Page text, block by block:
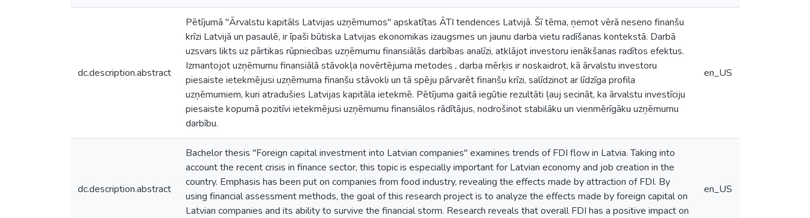
dc.description.abstract
Pētījumā ''Ārvalstu kapitāls Latvijas uzņēmumos'' apskatītas ĀTI tendences Latvijā. Šī tēma, ņemot vērā neseno finanšu
krīzi Latvijā un pasaulē, ir īpaši būtiska Latvijas ekonomikas izaugsmes un jaunu darba vietu radīšanas kontekstā. Darbā
uzsvars likts uz pārtikas rūpniecības uzņēmumu finansiālās darbības analīzi, atklājot investoru ienākšanas radītos efektus.
Izmantojot uzņēmumu finansiālā stāvokļa novērtējuma metodes , darba mērķis ir noskaidrot, kā ārvalstu investoru
piesaiste ietekmējusi uzņēmuma finanšu stāvokli un tā spēju pārvarēt finanšu krīzi, salīdzinot ar līdzīga profila
uzņēmumiem, kuri atradušies Latvijas kapitāla ietekmē. Pētījuma gaitā iegūtie rezultāti ļauj secināt, ka ārvalstu investīciju
piesaiste kopumā pozitīvi ietekmējusi uzņēmumu finansiālos rādītājus, nodrošinot stabilāku un vienmērīgāku uzņēmumu
darbību.
en_US
dc.description.abstract
Bachelor thesis ''Foreign capital investment into Latvian companies'' examines trends of FDI flow in Latvia. Taking into
account the recent crisis in finance sector, this topic is especially important for Latvian economy and job creation in the
country. Emphasis has been put on companies from food industry, revealing the effects made by attraction of FDI. By
using financial assessment methods, the goal of this research project is to analyze the effects made by foreign capital on
Latvian companies and its ability to survive the financial storm. Research reveals that overall FDI has a positive impact on
en_US